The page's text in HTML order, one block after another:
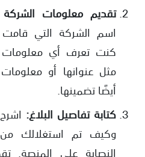
تقديم معلومات الشركة
اسم الشركة التي قامت
كنت تعرف أي معلومات
مثل عنوانها أو
أيضًا تضمينها.
كتابة تفاصيل البلاغ:
وكيف تم استغلالك
النصابة على المنصة.